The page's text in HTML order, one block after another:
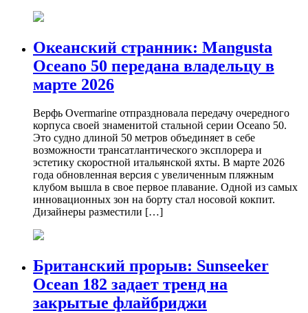
Океанский странник: Mangusta
Oceano 50 передана владельцу в
марте 2026
Верфь Overmarine отпраздновала передачу очередного
корпуса своей знаменитой стальной серии Oceano 50.
Это судно длиной 50 метров объединяет в себе
возможности трансатлантического эксплорера и
эстетику скоростной итальянской яхты. В марте 2026
года обновленная версия с увеличенным пляжным
клубом вышла в свое первое плавание. Одной из самых
инновационных зон на борту стал носовой кокпит.
Дизайнеры разместили […]
Британский прорыв: Sunseeker
Ocean 182 задает тренд на
закрытые флайбриджи